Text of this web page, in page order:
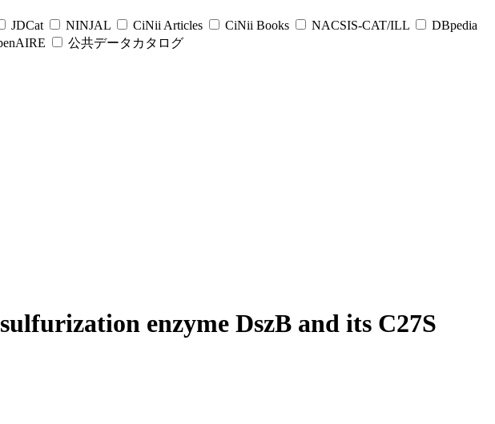
JDCat NINJAL CiNii Articles CiNii Books NACSIS-CAT/ILL
DBpedia
公共データカタログ
enzyme DszB and its C27S